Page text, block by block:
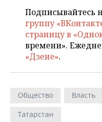
Подписывайтесь
группу
страницу в
времени».
«Дзене».
Общество Власть
Татарстан